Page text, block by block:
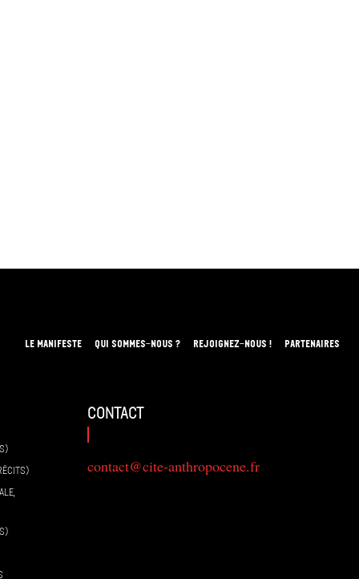
LE MANIFESTE QUI SOMMES-NOUS ? REJOIGNEZ-NOUS ! PARTENAIRES
contact
contact@cite-anthropocene.fr